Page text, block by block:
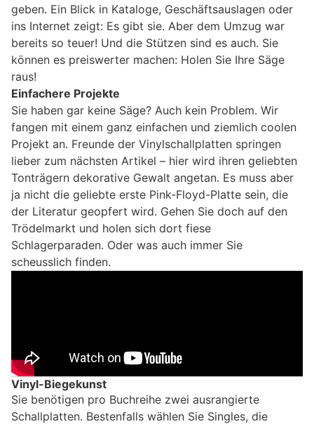
geben. Ein Blick in Kataloge, Geschäftsauslagen oder
ins Internet zeigt: Es gibt sie. Aber dem Umzug war
bereits so teuer! Und die Stützen sind es auch. Sie
können es preiswerter machen: Holen Sie Ihre Säge
raus!
Einfachere Projekte
Sie haben gar keine Säge? Auch kein Problem. Wir
fangen mit einem ganz einfachen und ziemlich coolen
Projekt an. Freunde der Vinylschallplatten springen
lieber zum nächsten Artikel – hier wird ihren geliebten
Tonträgern dekorative Gewalt angetan. Es muss aber
ja nicht die geliebte erste Pink-Floyd-Platte sein, die
der Literatur geopfert wird. Gehen Sie doch auf den
Trödelmarkt und holen sich dort fiese
Schlagerparaden. Oder was auch immer Sie
scheusslich finden.
Vinyl-Biegekunst
Sie benötigen pro Buchreihe zwei ausrangierte
Schallplatten. Bestenfalls wählen Sie Singles, die